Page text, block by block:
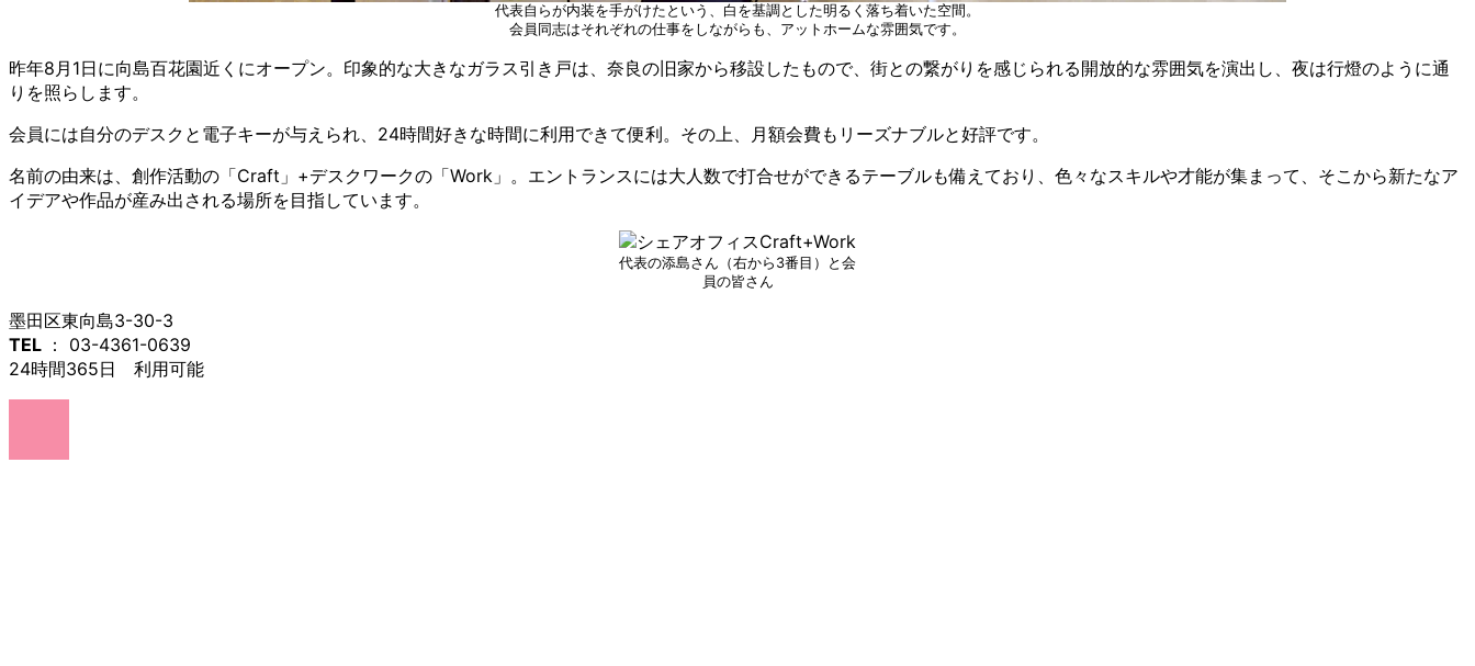
代表自らが内装を手がけたという、白を基調とした明るく落ち着いた空間。
会員同志はそれぞれの仕事をしながらも、アットホームな雰囲気です。
昨年8月1日に向島百花園近くにオープン。印象的な大きなガラス引き戸は、奈良の旧家から移設したもので、街との繋がりを感じられる開放的な雰囲気を演出し、夜は行燈のように通
りを照らします。
会員には自分のデスクと電子キーが与えられ、24時間好きな時間に利用できて便利。その上、月額会費もリーズナブルと好評です。
名前の由来は、創作活動の「Craft」+デスクワークの「Work」。エントランスには大人数で打合せができるテーブルも備えており、色々なスキルや才能が集まって、そこから新たなア
イデアや作品が産み出される場所を目指しています。
代表の添島さん（右から3番目）と会
員の皆さん
墨田区東向島3-30-3
TEL ： 03-4361-0639
24時間365日 利用可能
コ